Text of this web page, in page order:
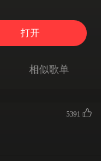
打开
相似歌单
5391